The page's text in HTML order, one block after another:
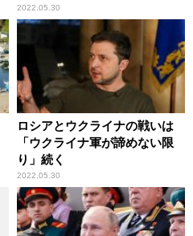
2022.05.30
ロシアとウクライナの戦いは
「ウクライナ軍が諦めない限
り」続く
2022.05.30